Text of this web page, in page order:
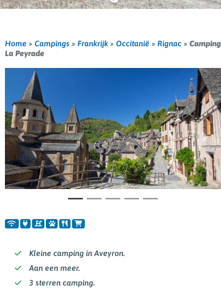
Home » Campings » Frankrijk » Occitanië » Rignac » Camping
La Peyrade
Vorige
Kleine camping in Aveyron.
Aan een meer.
3 sterren camping.